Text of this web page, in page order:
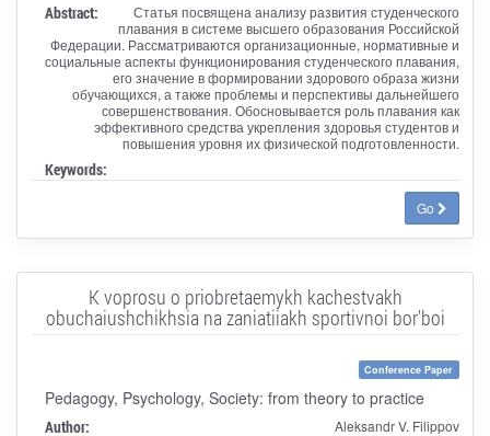
Abstract:
Статья посвящена анализу развития студенческого
плавания в системе высшего образования Российской
Федерации. Рассматриваются организационные, нормативные и
социальные аспекты функционирования студенческого плавания,
его значение в формировании здорового образа жизни
обучающихся, а также проблемы и перспективы дальнейшего
совершенствования. Обосновывается роль плавания как
эффективного средства укрепления здоровья студентов и
повышения уровня их физической подготовленности.
Keywords:
Go
K voprosu o priobretaemykh kachestvakh
obuchaiushchikhsia na zaniatiiakh sportivnoi bor'boi
Conference Paper
Pedagogy, Psychology, Society: from theory to practice
Author: Aleksandr V. Filippov